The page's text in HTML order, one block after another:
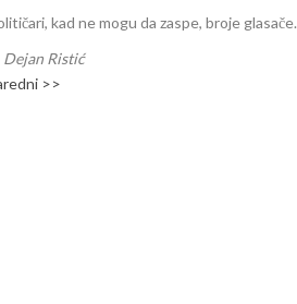
kad ne mogu da zaspe, broje glasače.
Dejan Ristić
>>